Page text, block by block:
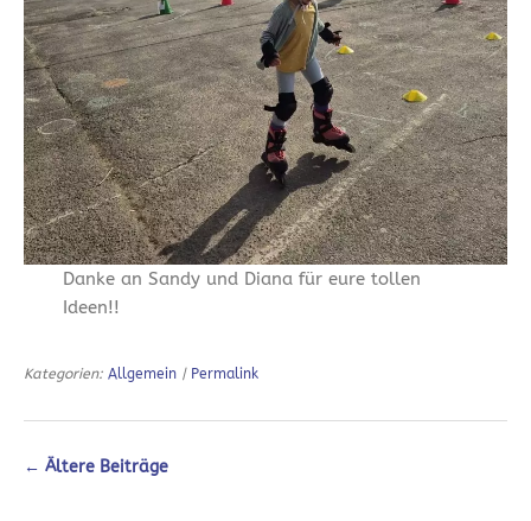
Danke an Sandy und Diana für eure tollen
Ideen!!
Kategorien: Allgemein | Permalink
← Ältere Beiträge